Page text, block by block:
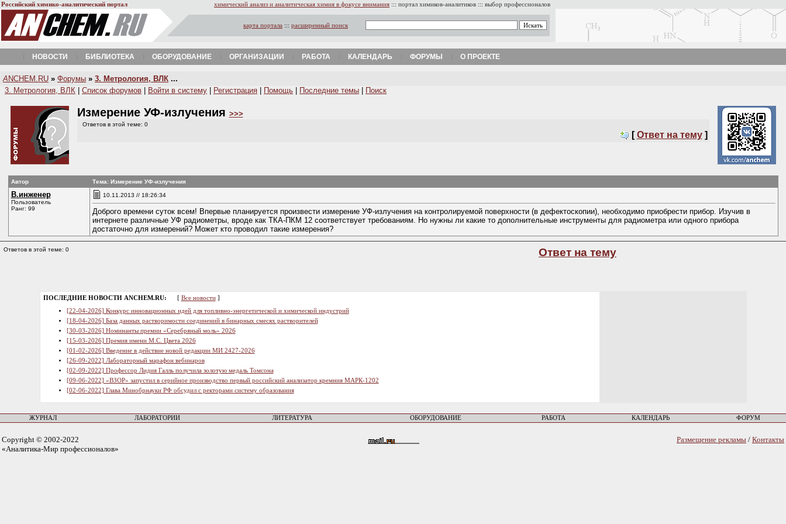
Российский химико-аналитический портал химический анализ и аналитическая химия в фокусе внимания ::: портал химиков-аналитиков ::: выбор профессионалов
карта портала ::: расширенный поиск
НОВОСТИ БИБЛИОТЕКА ОБОРУДОВАНИЕ ОРГАНИЗАЦИИ РАБОТА КАЛЕНДАРЬ ФОРУМЫ О ПРОЕКТЕ
A NCHEM.RU » Форумы » 3. Метрология, ВЛК ...
3. Метрология, ВЛК
Список форумов Войти в систему Регистрация Помощь Последние темы Поиск
Измерение УФ-излучения >>>
Ответов в этой теме: 0
[ Ответ на тему ]
Автор Тема: Измерение УФ-излучения
В.инженер
Пользователь
Ранг: 99
10.11.2013 // 18:26:34
Доброго времени суток всем! Впервые планируется произвести измерение УФ-излучения на контролируемой поверхности (в дефектоскопии), необходимо приобрести прибор. Изучив в
интернете различные УФ радиометры, вроде как ТКА-ПКМ 12 соответствует требованиям. Но нужны ли какие то дополнительные инструменты для радиометра или одного прибора
достаточно для измерений? Может кто проводил такие измерения?
Ответов в этой теме: 0 Ответ на тему
ПОСЛЕДНИЕ НОВОСТИ ANCHEM.RU: [ Все новости]
[22-04-2026] Конкурс инновационных идей для топливно-энергетической и химической индустрий
[18-04-2026] База данных растворимости соединений в бинарных смесях растворителей
[30-03-2026] Номинанты премии «Серебряный моль» 2026
[15-03-2026] Премия имени М.С. Цвета 2026
[01-02-2026] Введение в действие новой редакции МИ 2427-2026
[26-09-2022] Лабораторный марафон вебинаров
[02-09-2022] Профессор Лидия Галль получила золотую медаль Томсона
[09-06-2022] «ВЗОР» запустил в серийное производство первый российский анализатор кремния МАРК-1202
[02-06-2022] Глава Минобрнауки РФ обсудил с ректорами систему образования
ЖУРНАЛ ЛАБОРАТОРИИ ЛИТЕРАТУРА ОБОРУДОВАНИЕ РАБОТА КАЛЕНДАРЬ ФОРУМ
Copyright © 2002-2022
«Аналитика-Мир профессионалов»
Размещение рекламы / Контакты